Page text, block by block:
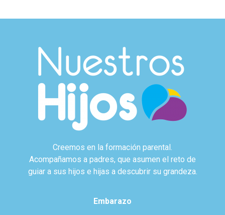
Creemos en la formación parental.
Acompañamos a padres, que asumen el reto de
guiar a sus hijos e hijas a descubrir su grandeza.
Embarazo